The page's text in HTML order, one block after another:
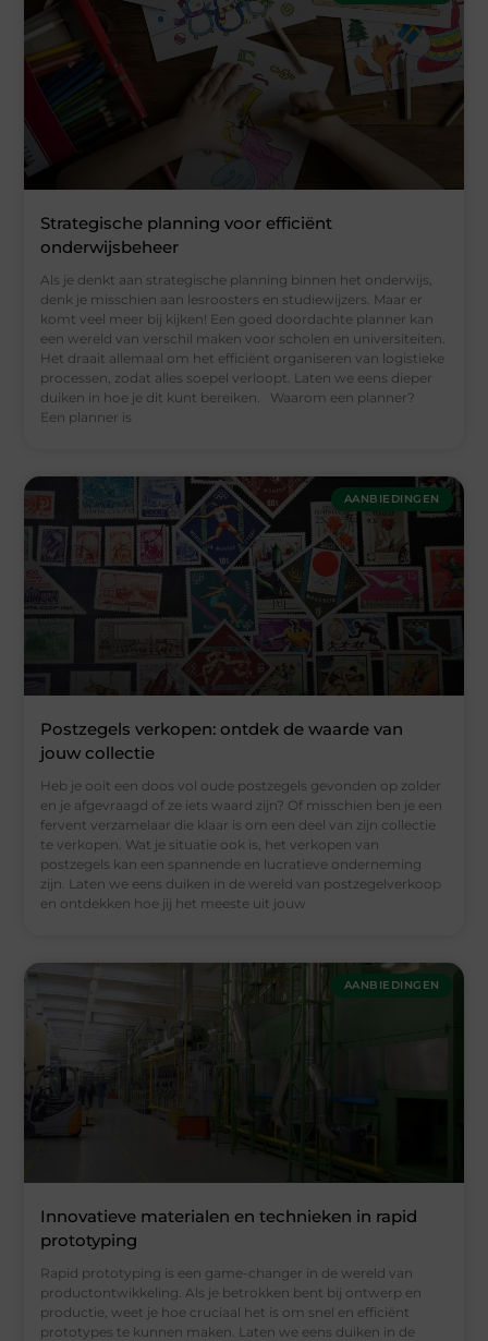
Strategische planning voor efficiënt
onderwijsbeheer
Als je denkt aan strategische planning binnen het onderwijs,
denk je misschien aan lesroosters en studiewijzers. Maar er
komt veel meer bij kijken! Een goed doordachte planner kan
een wereld van verschil maken voor scholen en universiteiten.
Het draait allemaal om het efficiënt organiseren van logistieke
processen, zodat alles soepel verloopt. Laten we eens dieper
duiken in hoe je dit kunt bereiken. Waarom een planner?
Een planner is
AANBIEDINGEN
Postzegels verkopen: ontdek de waarde van
jouw collectie
Heb je ooit een doos vol oude postzegels gevonden op zolder
en je afgevraagd of ze iets waard zijn? Of misschien ben je een
fervent verzamelaar die klaar is om een deel van zijn collectie
te verkopen. Wat je situatie ook is, het verkopen van
postzegels kan een spannende en lucratieve onderneming
zijn. Laten we eens duiken in de wereld van postzegelverkoop
en ontdekken hoe jij het meeste uit jouw
AANBIEDINGEN
Innovatieve materialen en technieken in rapid
prototyping
Rapid prototyping is een game-changer in de wereld van
productontwikkeling. Als je betrokken bent bij ontwerp en
productie, weet je hoe cruciaal het is om snel en efficiënt
prototypes te kunnen maken. Laten we eens duiken in de